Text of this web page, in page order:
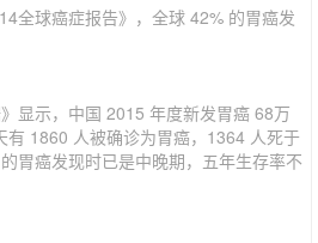
全球癌症报告》，全球 42% 的胃癌发
显示，中国 2015 年度新发胃癌 68万
有 1860 人被确诊为胃癌，1364 人死于
胃癌发现时已是中晚期，五年生存率不